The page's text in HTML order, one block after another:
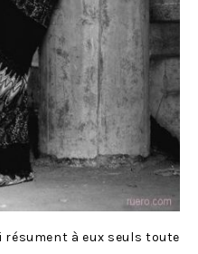
à eux seuls toute